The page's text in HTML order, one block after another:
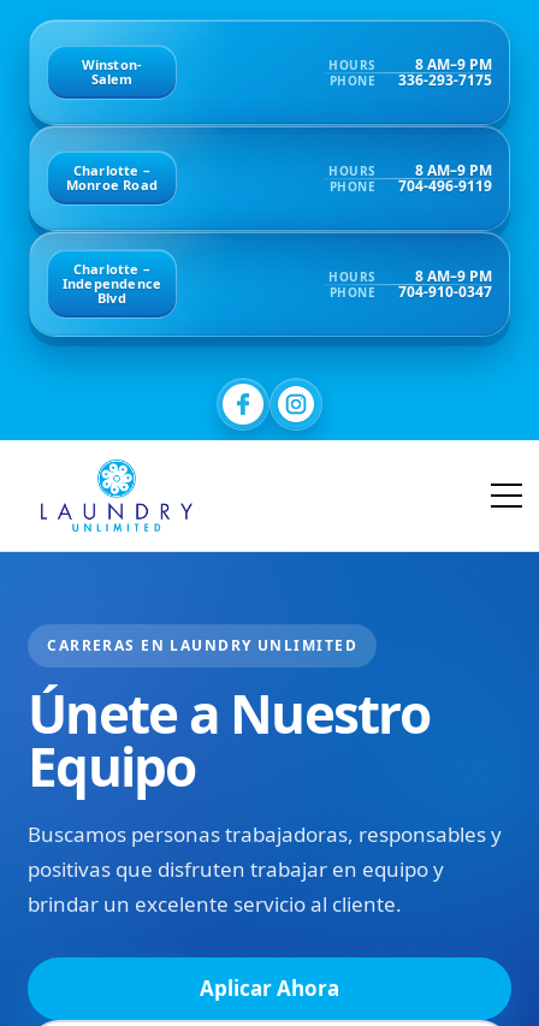
Winston-
Salem
HOURS 8 AM–9 PM
PHONE 336-293-7175
Charlotte –
Monroe Road
HOURS 8 AM–9 PM
PHONE 704-496-9119
Charlotte –
Independence
Blvd
HOURS 8 AM–9 PM
PHONE 704-910-0347
CARRERAS EN LAUNDRY UNLIMITED
Únete a Nuestro
Equipo
Buscamos personas trabajadoras, responsables y
positivas que disfruten trabajar en equipo y
brindar un excelente servicio al cliente.
Aplicar Ahora